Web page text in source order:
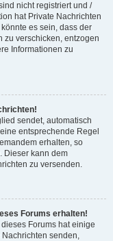
nicht registriert und /
hat Private Nachrichten
es sein, dass der
zu verschicken, entzogen
Informationen zu
sendet, automatisch
entsprechende Regel
erhalten, so
Dieser kann dem
zu versenden.
Forums erhalten!
Forums hat einige
senden,